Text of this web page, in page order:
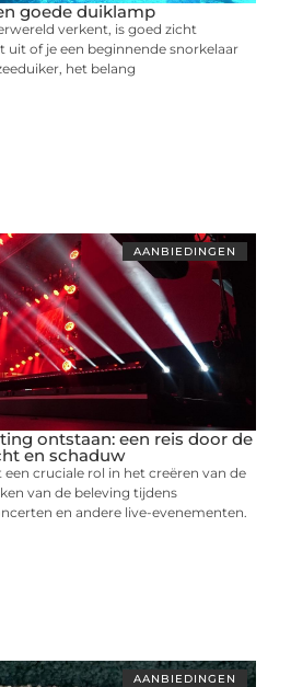
goede duiklamp
verkent, is goed zicht
uit of je een beginnende snorkelaar
het belang
AANBIEDINGEN
ontstaan: een reis door de
en schaduw
cruciale rol in het creëren van de
van de beleving tijdens
en andere live-evenementen.
AANBIEDINGEN